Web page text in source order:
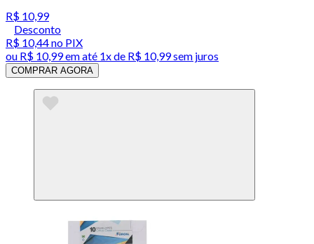
R$ 10,99
Desconto
R$ 10,44no PIX
ou R$ 10,99em até 1x de R$ 10,99sem juros
COMPRAR AGORA